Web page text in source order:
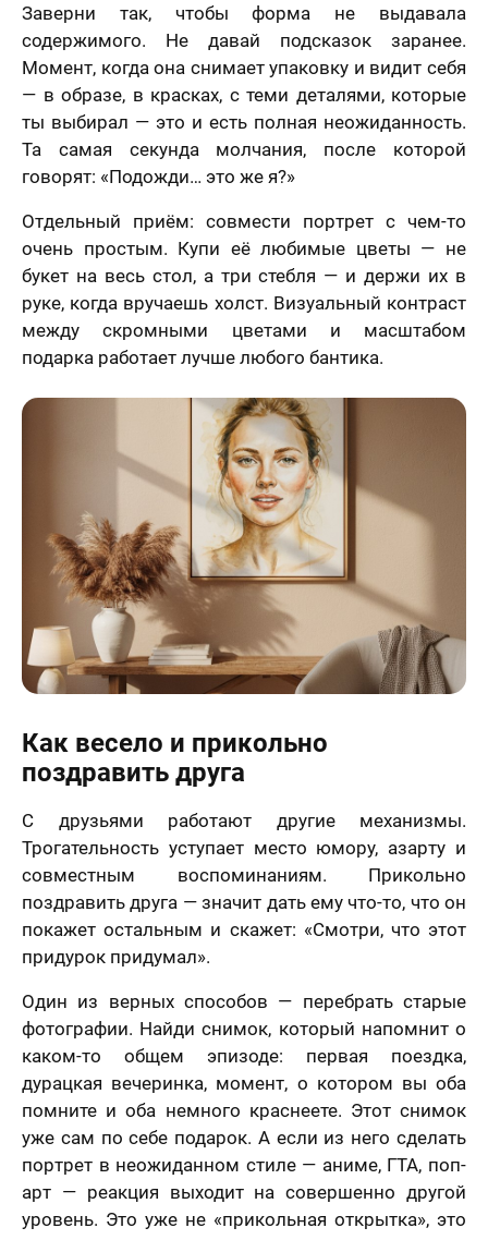
Заверни так, чтобы форма не выдавала
содержимого. Не давай подсказок заранее.
Момент, когда она снимает упаковку и видит себя
— в образе, в красках, с теми деталями, которые
ты выбирал — это и есть полная неожиданность.
Та самая секунда молчания, после которой
говорят: «Подожди… это же я?»
Отдельный приём: совмести портрет с чем-то
очень простым. Купи её любимые цветы — не
букет на весь стол, а три стебля — и держи их в
руке, когда вручаешь холст. Визуальный контраст
между скромными цветами и масштабом
подарка работает лучше любого бантика.
Как весело и прикольно
поздравить друга
С друзьями работают другие механизмы.
Трогательность уступает место юмору, азарту и
совместным воспоминаниям. Прикольно
поздравить друга — значит дать ему что-то, что он
покажет остальным и скажет: «Смотри, что этот
придурок придумал».
Один из верных способов — перебрать старые
фотографии. Найди снимок, который напомнит о
каком-то общем эпизоде: первая поездка,
дурацкая вечеринка, момент, о котором вы оба
помните и оба немного краснеете. Этот снимок
уже сам по себе подарок. А если из него сделать
портрет в неожиданном стиле — аниме, ГТА, поп-
арт — реакция выходит на совершенно другой
уровень. Это уже не «прикольная открытка», это
Вашего портрета
Ваше имя
5 шагов
К какому поводу выбираете
картину?
Ответьте на вопросы и узнайте стоимость
вашего портрета
Как
скоро
Вам
нужен
подарок?
Ответьте
на
вопросы
и
узнайте
стоимость
вашего
портрета
шаг!
цену и
Вам в
15 минут.
на
отзыв
Ваша оценка*
Ваш Отзыв*